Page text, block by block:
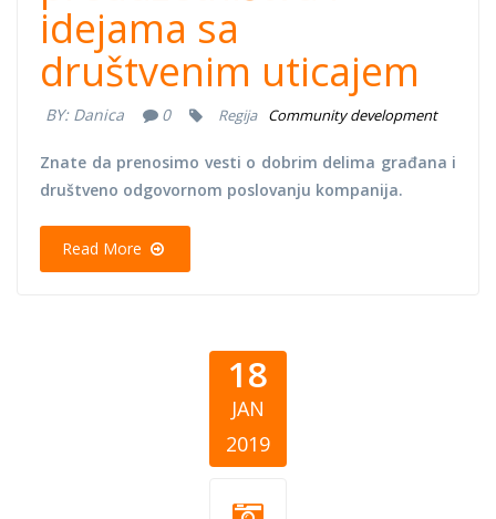
idejama sa
društvenim uticajem
BY: Danica 0 Regija Community development
Znate da prenosimo vesti o dobrim delima građana i
društveno odgovornom poslovanju kompanija.
Read More
18
JAN
2019